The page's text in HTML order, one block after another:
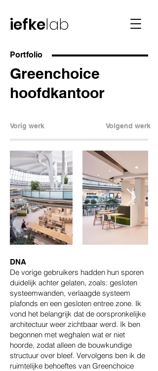
iefkelab
Portfolio
Greenchoice
hoofdkantoor
Vorig werk Volgend werk
DNA
De vorige gebruikers hadden hun sporen
duidelijk achter gelaten, zoals: gesloten
systeemwanden, verlaagde systeem
plafonds en een gesloten entree zone. Ik
vond het belangrijk dat de oorspronkelijke
architectuur weer zichtbaar werd. Ik ben
begonnen met weghalen wat er niet
hoorde, zodat alleen de bouwkundige
structuur over bleef. Vervolgens ben ik de
ruimtelijke behoeftes van Greenchoice